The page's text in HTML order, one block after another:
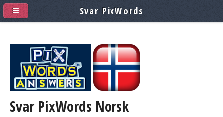
Svar PixWords Norsk
Svar PixWords